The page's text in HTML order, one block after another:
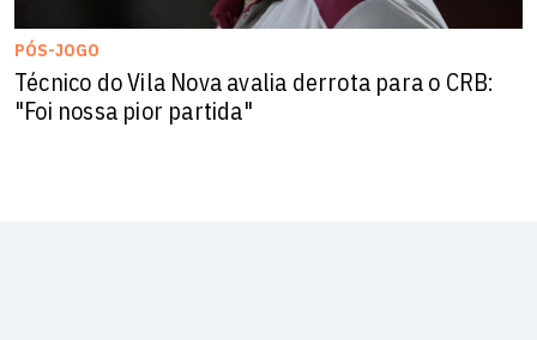
PÓS-JOGO
Técnico do Vila Nova avalia derrota para o CRB:
"Foi nossa pior partida"